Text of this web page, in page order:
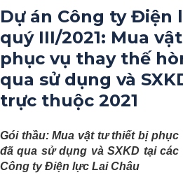
Dự án Công ty Điện
quý III/2021: Mua
phục vụ thay thế
qua sử dụng và
trực thuộc 2021
Gói thầu: Mua vật tư thiết bị
đã qua sử dụng và SXKD tại
Công ty Điện lực Lai Châu